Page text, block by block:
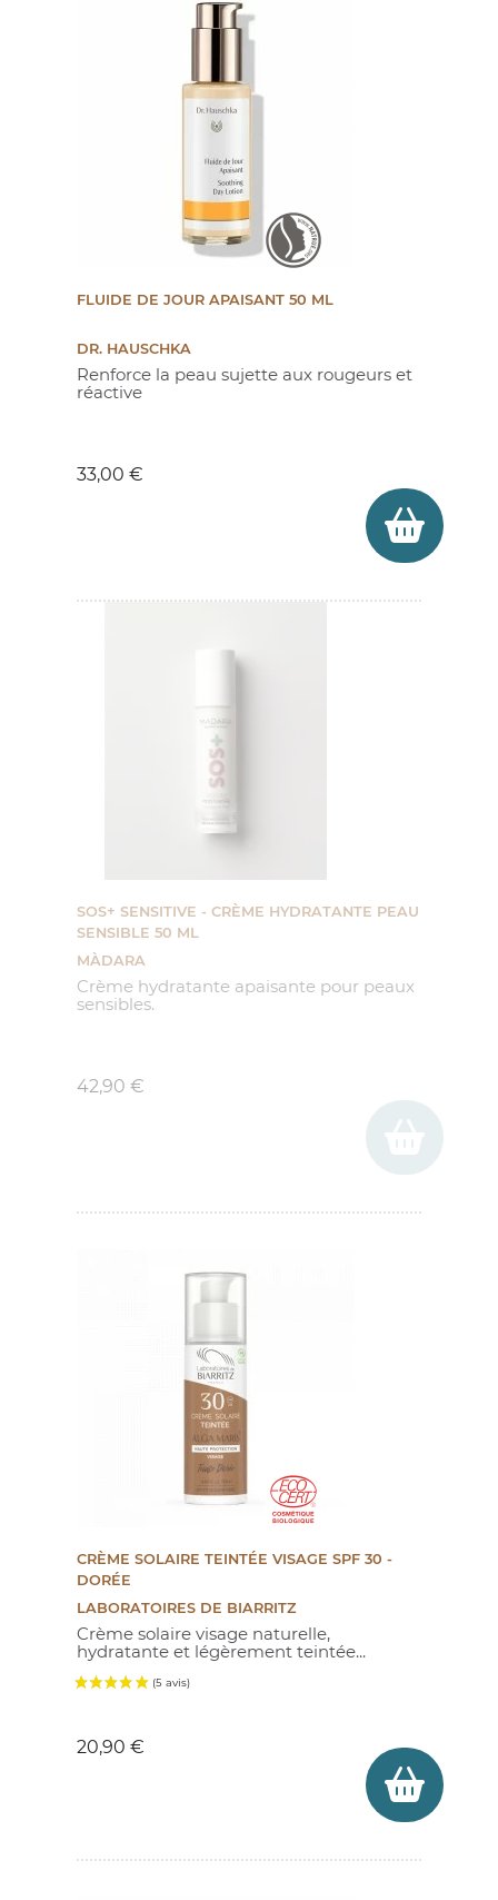
FLUIDE DE JOUR APAISANT 50 ML
DR. HAUSCHKA
Renforce la peau sujette aux rougeurs et
réactive
33,00 €
SOS+ SENSITIVE - CRÈME HYDRATANTE PEAU
SENSIBLE 50 ML
MÀDARA
Crème hydratante apaisante pour peaux
sensibles.
42,90 €
CRÈME SOLAIRE TEINTÉE VISAGE SPF 30 -
DORÉE
LABORATOIRES DE BIARRITZ
Crème solaire visage naturelle,
hydratante et légèrement teintée...
20,90 €